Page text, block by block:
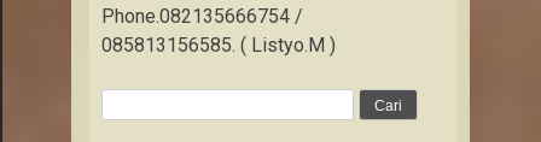
Phone.082135666754 /
085813156585. ( Listyo.M )